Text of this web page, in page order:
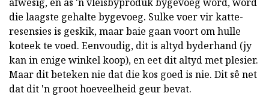
die laagste gehalte bygevoeg. Sulke voer vir katte-
resensies is geskik, maar baie gaan voort om hulle
koteek te voed. Eenvoudig, dit is altyd byderhand (jy
kan in enige winkel koop), en eet dit altyd met plesier.
Maar dit beteken nie dat die kos goed is nie. Dit sê net
dat dit 'n groot hoeveelheid geur bevat.